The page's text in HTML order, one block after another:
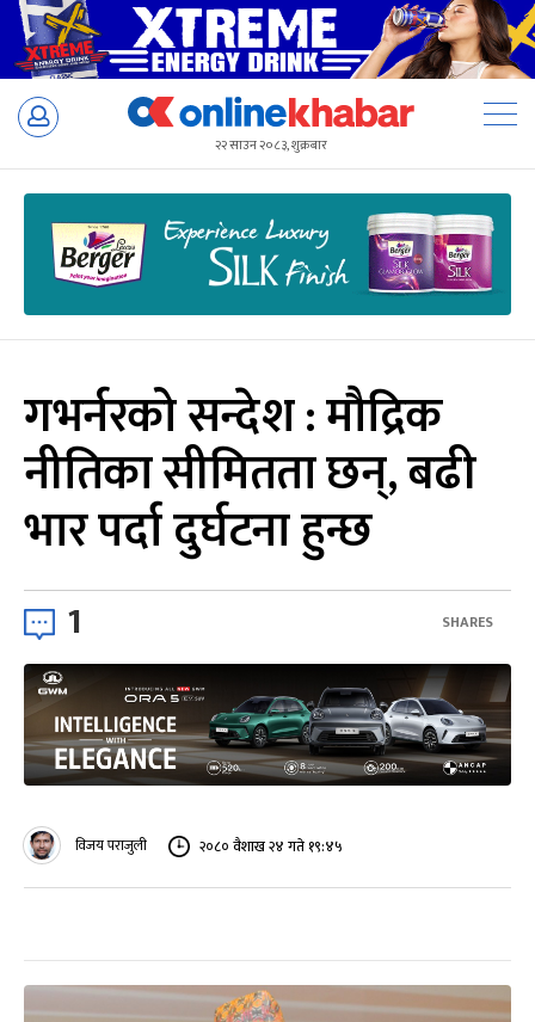
Skip
२२ साउन २०८३, शुक्रबार
गभर्नरको सन्देश : मौद्रिक
नीतिका सीमितता छन्, बढी
भार पर्दा दुर्घटना हुन्छ
1 SHARES
विजय पराजुली २०८० वैशाख २४ गते १९:४५